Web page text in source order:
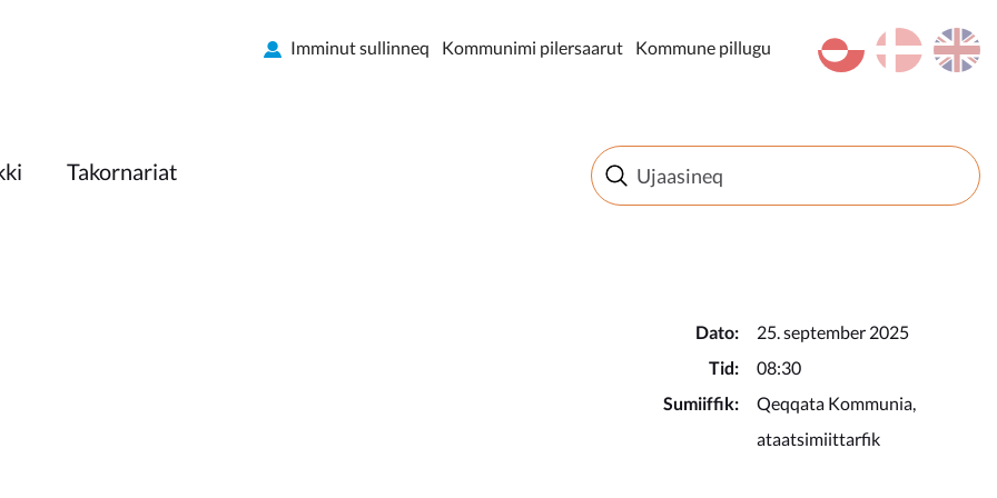
en
da
kl-GL
Imminut sullinneq Kommunimi pilersaarut Kommune pillugu
Takornariat
Dato:
25. september 2025
Tid:
08:30
Sumiiffik:
Qeqqata Kommunia,
ataatsimiittarfik